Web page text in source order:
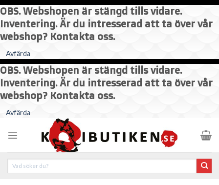
OBS. Webshopen är stängd tills vidare.
Inventering. Är du intresserad att ta över vår
webshop? Kontakta oss.
Avfärda
OBS. Webshopen är stängd tills vidare.
Inventering. Är du intresserad att ta över vår
webshop? Kontakta oss.
Avfärda
content